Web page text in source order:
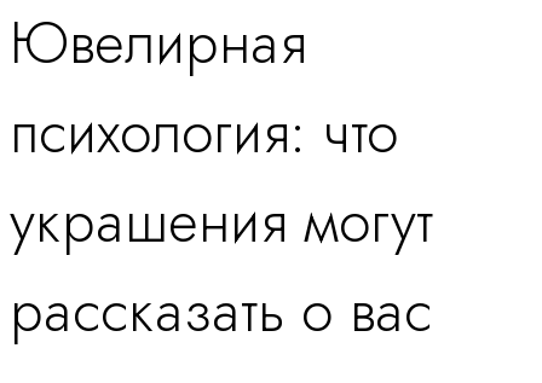
Ювелирная
психология: что
украшения могут
рассказать о вас